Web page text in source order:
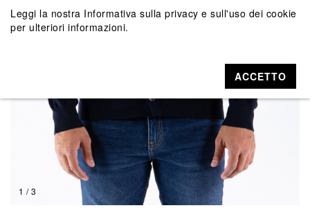
1 / 3
Leggi la nostra Informativa sulla privacy e sull'uso dei cookie
per ulteriori informazioni.
ACCETTO